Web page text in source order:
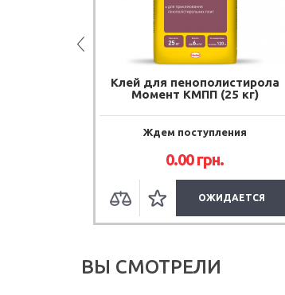
Клей для пенополистирола
Момент КМПП (25 кг)
Ждем поступления
0.00 грн.
ОЖИДАЕТСЯ
ВЫ СМОТРЕЛИ